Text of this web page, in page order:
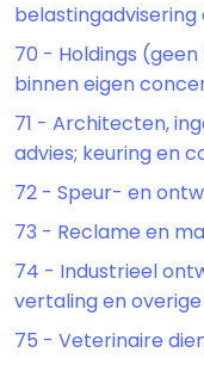
70 - Holdings
binnen eigen
71 - Architecten,
advies; keuring en
72 - Speur- en
73 - Reclame en
74 - Industrieel
vertaling en
75 - Veterinaire